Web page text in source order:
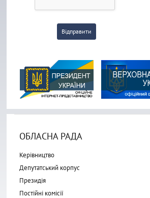
Відправити
ОБЛАСНА РАДА
Керівництво
Депутатський корпус
Президія
Постійні комісії